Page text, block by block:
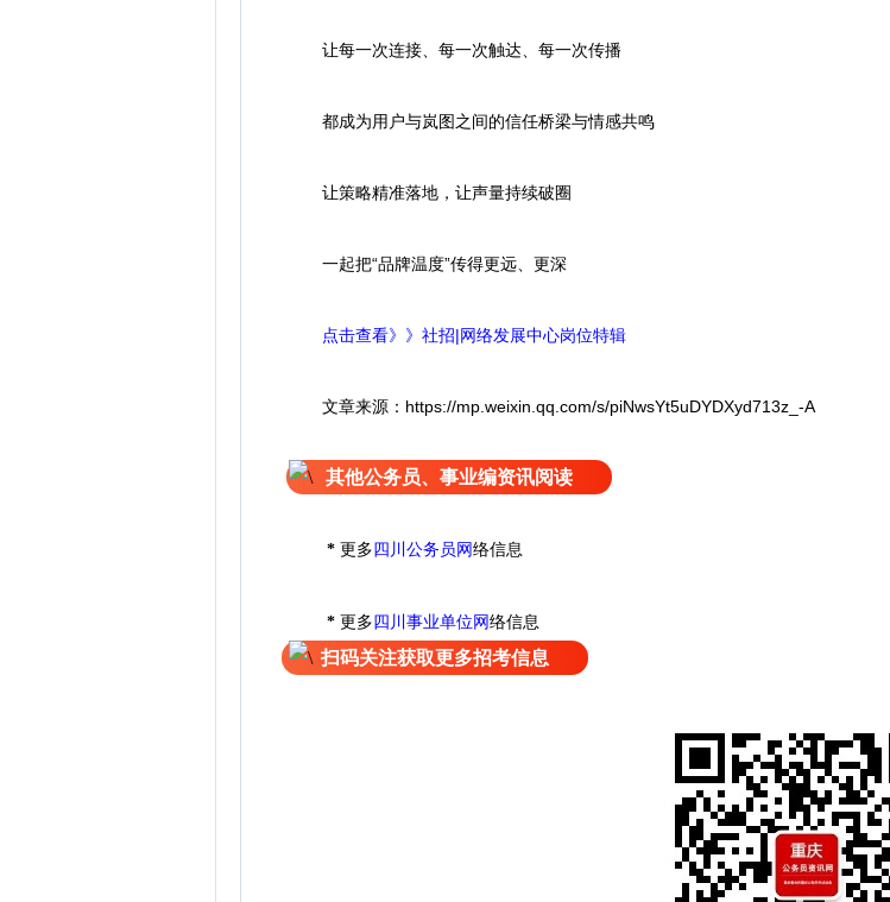
让每一次连接、每一次触达、每一次传播
都成为用户与岚图之间的信任桥梁与情感共鸣
让策略精准落地，让声量持续破圈
一起把“品牌温度”传得更远、更深
点击查看》》社招|网络发展中心岗位特辑
文章来源：https://mp.weixin.qq.com/s/piNwsYt5uDYDXyd713z_-A
其他公务员、事业编资讯阅读
* 更多 四川公务员网 络信息
* 更多 四川事业单位网 络信息
扫码关注获取更多招考信息